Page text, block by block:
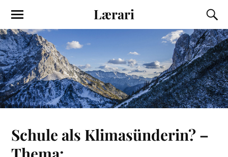
Lærari
Schule als Klimasünderin? –